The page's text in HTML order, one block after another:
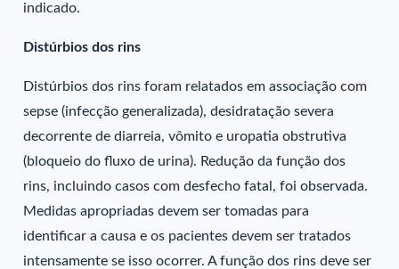
indicado.
Distúrbios dos rins
Distúrbios dos rins foram relatados em associação com
sepse (infecção generalizada), desidratação severa
decorrente de diarreia, vômito e uropatia obstrutiva
(bloqueio do fluxo de urina). Redução da função dos
rins, incluindo casos com desfecho fatal, foi observada.
Medidas apropriadas devem ser tomadas para
identificar a causa e os pacientes devem ser tratados
intensamente se isso ocorrer. A função dos rins deve ser